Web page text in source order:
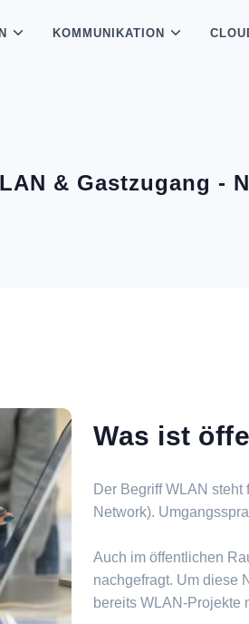
KOMMUNIKATION
& Gastzugang -
Was ist
Der Begriff WLAN
Network).
Auch im öffentlichen
nachgefragt. Um diese
bereits WLAN-Projekte